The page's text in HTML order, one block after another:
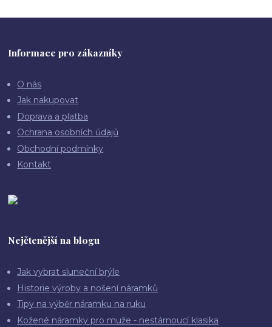
Informace pro zákazníky
O nás
Jak nakupovat
Doprava a platba
Ochrana osobních údajů
Obchodní podmínky
Kontakt
Nejčtenější na blogu
Jak vybrat sluneční brýle
Historie výroby a nošení náramků
Tipy na výběr náramku na ruku
Kožené náramky pro muže - nestárnoucí klasika